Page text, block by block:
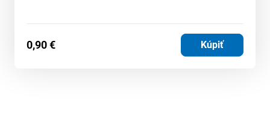
0,90€ Kúpiť